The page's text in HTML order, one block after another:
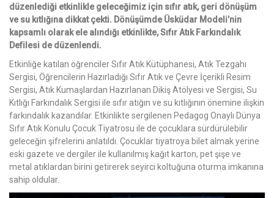
düzenlediği etkinlikle geleceğimiz için sıfır atık, geri dönüşüm
ve su kıtlığına dikkat çekti. Dönüşümde Üsküdar Modeli’nin
kapsamlı olarak ele alındığı etkinlikte, Sıfır Atık Farkındalık
Defilesi de düzenlendi.
Etkinliğe katılan öğrenciler Sıfır Atık Kütüphanesi, Atık Tezgahı
Sergisi, Öğrencilerin Hazırladığı Sıfır Atık ve Çevre İçerikli Resim
Sergisi, Atık Kumaşlardan Hazırlanan Dikiş Atölyesi ve Sergisi, Su
Kıtlığı Farkındalık Sergisi ile sıfır atığın ve su kıtlığının önemine ilişkin
farkındalık kazandılar. Etkinlikte sergilenen Pedagog Onaylı Dünya
Sıfır Atık Konulu Çocuk Tiyatrosu ile de çocuklara sürdürülebilir
geleceğin şifrelerini anlatıldı. Çocuklar tiyatroya bilet almak yerine
eski gazete ve dergiler ile kullanılmış kağıt karton, pet şişe ve
metal atıklardan birini getirerek seyirci koltuğuna oturma imkanına
sahip oldular.